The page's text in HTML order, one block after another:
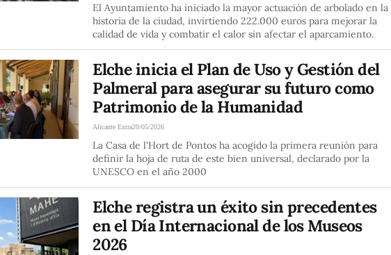
El Ayuntamiento ha iniciado la mayor actuación de arbolado en la
historia de la ciudad, invirtiendo 222.000 euros para mejorar la
calidad de vida y combatir el calor sin afectar el aparcamiento.
Elche inicia el Plan de Uso y Gestión del
Palmeral para asegurar su futuro como
Patrimonio de la Humanidad
Alicante Extra20/05/2026
La Casa de l'Hort de Pontos ha acogido la primera reunión para
definir la hoja de ruta de este bien universal, declarado por la
UNESCO en el año 2000
Elche registra un éxito sin precedentes
en el Día Internacional de los Museos
2026